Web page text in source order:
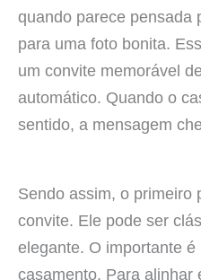
quando parece pensada
para uma foto bonita.
um convite memorável
automático. Quando o
sentido, a mensagem
Sendo assim, o primeiro
convite. Ele pode ser
elegante. O importante
casamento. Para alinhar